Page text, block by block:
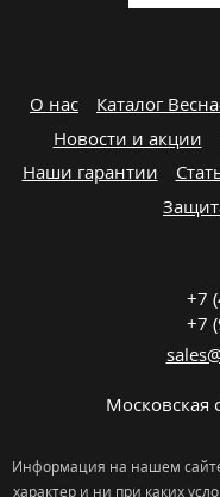
О нас Каталог
Новости и акции
Наши гарантии
+7
+7
Московская
Информация на нашем
характер и ни при каких